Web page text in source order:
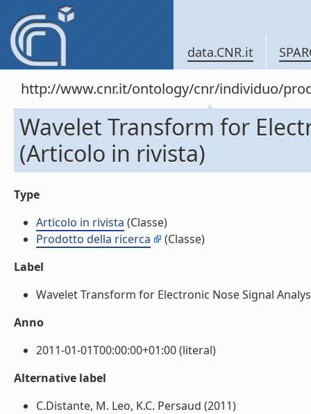
data.CNR.it
http://www.cnr.it/ontology/cnr/individuo/
Wavelet Transform for
(Articolo in rivista)
Type
Articolo in rivista (Classe)
Prodotto della ricerca
(Classe)
Label
Wavelet Transform for Electronic Nose Signal
Anno
2011-01-01T00:00:00+01:00 (literal)
Alternative label
C.Distante, M. Leo, K.C. Persaud (2011)